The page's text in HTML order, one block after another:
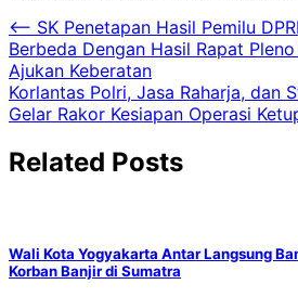
Navigasi
pos
⟵ SK Penetapan Hasil Pemilu
Berbeda Dengan Hasil Rapat
Ajukan Keberatan
Korlantas Polri, Jasa Raharja, dan
Gelar Rakor Kesiapan Operasi
Related Posts
Wali Kota Yogyakarta Antar Langsung
Korban Banjir di Sumatra